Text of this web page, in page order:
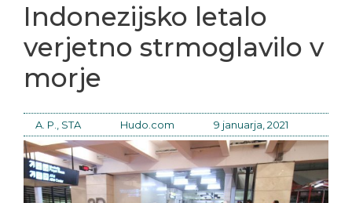
Indonezijsko letalo
verjetno strmoglavilo v
morje
A. P., STA Hudo.com 9 januarja, 2021